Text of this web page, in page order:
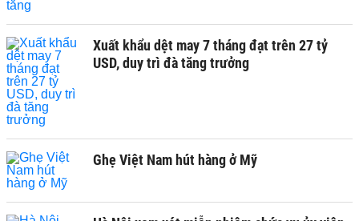
Xuất khẩu dệt may 7 tháng đạt trên 27 tỷ
USD, duy trì đà tăng trưởng
Ghẹ Việt Nam hút hàng ở Mỹ